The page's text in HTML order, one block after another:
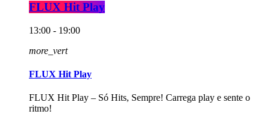
FLUX Hit Play
13:00 - 19:00
more_vert
FLUX Hit Play
FLUX Hit Play – Só Hits, Sempre! Carrega play e sente o
ritmo!